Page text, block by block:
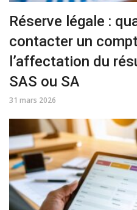
Réserve légale :
contacter un
l’affectation du
SAS ou SA
31 mars 2026